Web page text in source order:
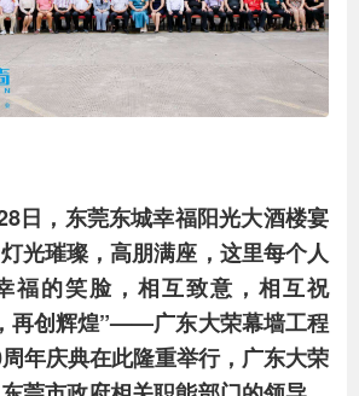
日，东莞东城幸福阳光大酒楼宴
光璀璨，高朋满座，这里每个人
福的笑脸，相互致意，相互祝
再创辉煌”——广东大荣幕墙工程
年庆典在此隆重举行，广东大荣